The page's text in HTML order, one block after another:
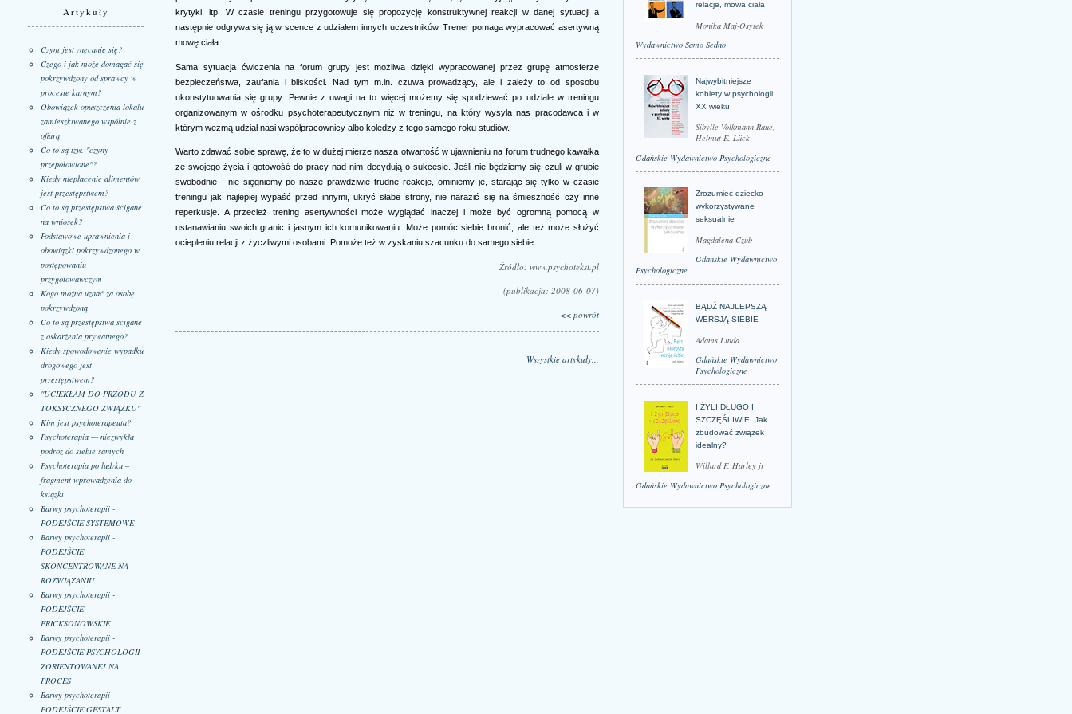
Artykuły
Czym jest znęcanie się?
Czego i jak może domagać się
pokrzywdzony od sprawcy w
procesie karnym?
Obowiązek opuszczenia lokalu
zamieszkiwanego wspólnie z
ofiarą
Co to są tzw. "czyny
przepołowione"?
Kiedy niepłacenie alimentów
jest przestępstwem?
Co to są przestępstwa ścigane
na wniosek?
Podstawowe uprawnienia i
obowiązki pokrzywdzonego w
postępowaniu
przygotowawczym
Kogo można uznać za osobę
pokrzywdzoną
Co to są przestępstwa ścigane
z oskarżenia prywatnego?
Kiedy spowodowanie wypadku
drogowego jest
przestępstwem?
"UCIEKŁAM DO PRZODU Z
TOKSYCZNEGO ZWIĄZKU"
Kim jest psychoterapeuta?
Psychoterapia — niezwykła
podróż do siebie samych
Psychoterapia po ludzku –
fragment wprowadzenia do
książki
Barwy psychoterapii -
PODEJŚCIE SYSTEMOWE
Barwy psychoterapii -
PODEJŚCIE
SKONCENTROWANE NA
ROZWIĄZANIU
Barwy psychoterapii -
PODEJŚCIE
ERICKSONOWSKIE
Barwy psychoterapii -
PODEJŚCIE PSYCHOLOGII
ZORIENTOWANEJ NA
PROCES
Barwy psychoterapii -
PODEJŚCIE GESTALT
krytyki, itp. W czasie treningu przygotowuje się propozycję konstruktywnej reakcji w danej sytuacji a
następnie odgrywa się ją w scence z udziałem innych uczestników. Trener pomaga wypracować asertywną
mowę ciała.
Sama sytuacja ćwiczenia na forum grupy jest możliwa dzięki wypracowanej przez grupę atmosferze
bezpieczeństwa, zaufania i bliskości. Nad tym m.in. czuwa prowadzący, ale i zależy to od sposobu
ukonstytuowania się grupy. Pewnie z uwagi na to więcej możemy się spodziewać po udziale w treningu
organizowanym w ośrodku psychoterapeutycznym niż w treningu, na który wysyła nas pracodawca i w
którym wezmą udział nasi współpracownicy albo koledzy z tego samego roku studiów.
Warto zdawać sobie sprawę, że to w dużej mierze nasza otwartość w ujawnieniu na forum trudnego kawałka
ze swojego życia i gotowość do pracy nad nim decydują o sukcesie. Jeśli nie będziemy się czuli w grupie
swobodnie - nie sięgniemy po nasze prawdziwie trudne reakcje, ominiemy je, starając się tylko w czasie
treningu jak najlepiej wypaść przed innymi, ukryć słabe strony, nie narazić się na śmieszność czy inne
reperkusje. A przecież trening asertywności może wyglądać inaczej i może być ogromną pomocą w
ustanawianiu swoich granic i jasnym ich komunikowaniu. Może pomóc siebie bronić, ale też może służyć
ociepleniu relacji z życzliwymi osobami. Pomoże też w zyskaniu szacunku do samego siebie.
Źródło: www.psychotekst.pl
(publikacja: 2008-06-07)
<< powrót
Wszystkie artykuły...
relacje, mowa ciała
Monika Maj-Osytek
Wydawnictwo Samo Sedno
Najwybitniejsze
kobiety w psychologii
XX wieku
Sibylle Volkmann-Raue,
Helmut E. Lück
Gdańskie Wydawnictwo Psychologiczne
Zrozumieć dziecko
wykorzystywane
seksualnie
Magdalena Czub
Gdańskie Wydawnictwo
Psychologiczne
BĄDŹ NAJLEPSZĄ
WERSJĄ SIEBIE
Adams Linda
Gdańskie Wydawnictwo
Psychologiczne
I ŻYLI DŁUGO I
SZCZĘŚLIWIE. Jak
zbudować związek
idealny?
Willard F. Harley jr
Gdańskie Wydawnictwo Psychologiczne